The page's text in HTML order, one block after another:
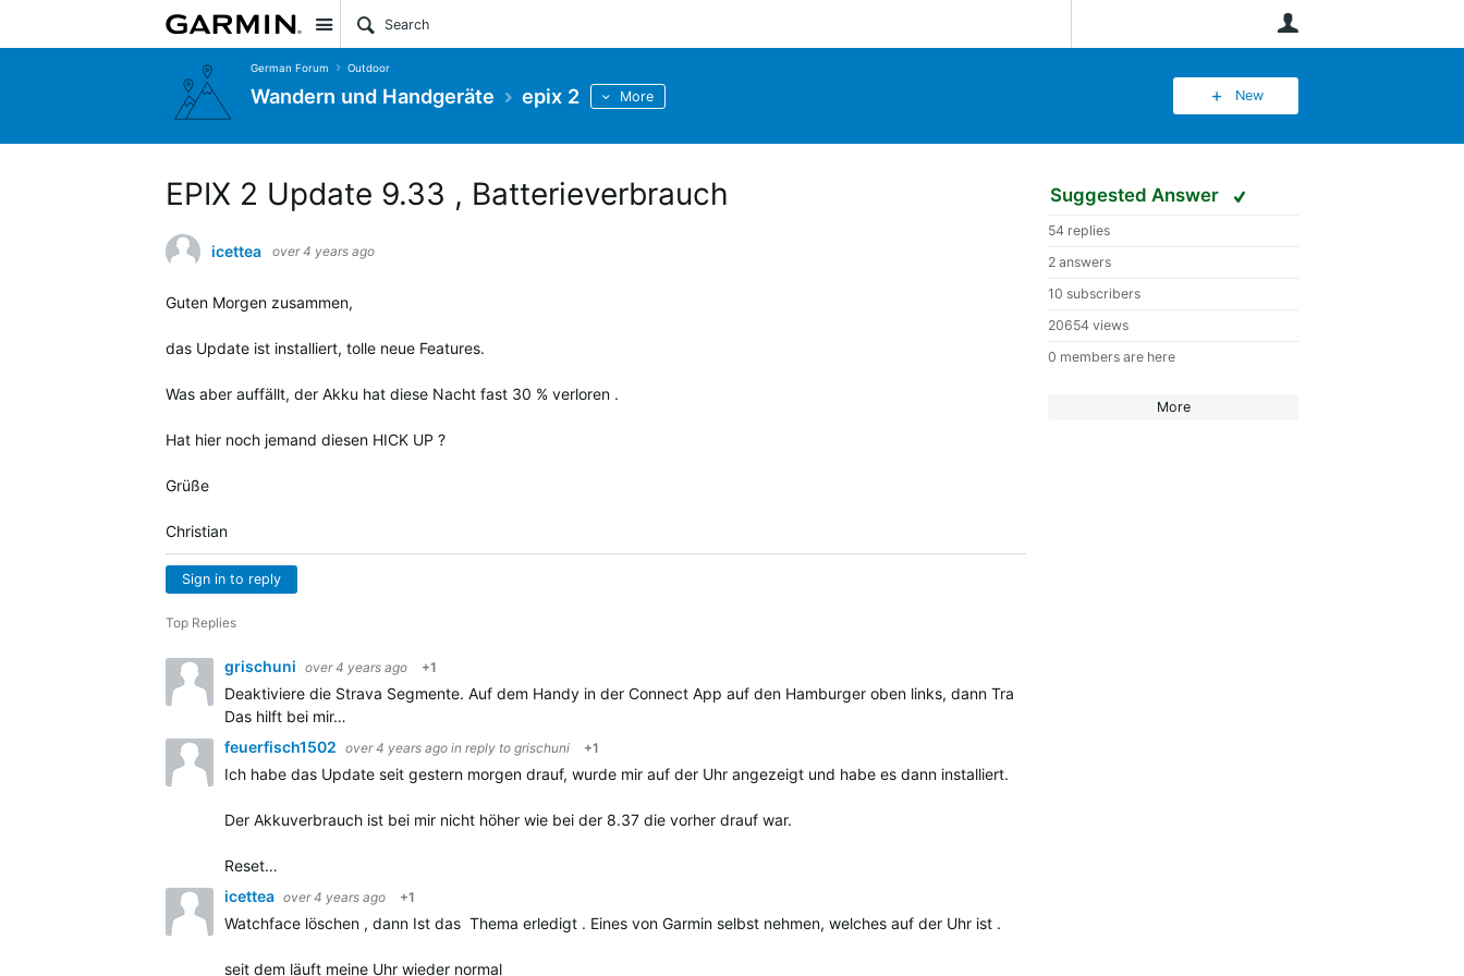
Site
German Forum Outdoor
Wandern und Handgeräte epix 2 More New
Suggested Answer
54 replies
2 answers
10 subscribers
20654 views
0 members are here
More
EPIX 2 Update 9.33 , Batterieverbrauch
icettea over 4 years ago
Guten Morgen zusammen,
das Update ist installiert, tolle neue Features.
Was aber auffällt, der Akku hat diese Nacht fast 30 % verloren .
Hat hier noch jemand diesen HICK UP ?
Grüße
Christian
Sign in to reply
Top Replies
grischuni over 4 years ago +1
Deaktiviere die Strava Segmente. Auf dem Handy in der Connect App auf den Hamburger oben links, dann Training -> Segmente und da auf Garmin-Segmente umstellen (3
Das hilft bei mir…
feuerfisch1502 over 4 years ago in reply to grischuni +1
Ich habe das Update seit gestern morgen drauf, wurde mir auf der Uhr angezeigt und habe es dann installiert.
Der Akkuverbrauch ist bei mir nicht höher wie bei der 8.37 die vorher drauf war.
Reset…
icettea over 4 years ago +1
Watchface löschen , dann Ist das Thema erledigt . Eines von Garmin selbst nehmen, welches auf der Uhr ist .
seit dem läuft meine Uhr wieder normal